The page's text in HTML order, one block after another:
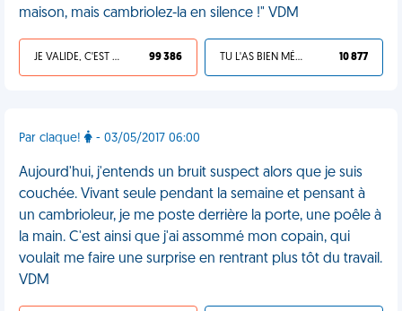
maison, mais cambriolez-la en silence !" VDM
JE VALIDE, C'EST UNE VDM 99 386 TU L'AS BIEN MÉRITÉ 10 877
Par claque! - 03/05/2017 06:00
Aujourd'hui, j'entends un bruit suspect alors que je suis
couchée. Vivant seule pendant la semaine et pensant à
un cambrioleur, je me poste derrière la porte, une poêle à
la main. C'est ainsi que j'ai assommé mon copain, qui
voulait me faire une surprise en rentrant plus tôt du travail.
VDM